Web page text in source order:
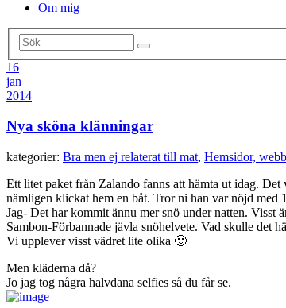
Om mig
16
jan
2014
Nya sköna klänningar
kategorier: Bra men ej relaterat till mat, Hemsidor,
Ett litet paket från Zalando fanns att hämta ut idag.
nämligen klickat hem en båt. Tror ni han var nöjd med
Jag- Det har kommit ännu mer snö under natten. Visst
Sambon-Förbannade jävla snöhelvete. Vad skulle det
Vi upplever visst vädret lite olika 🙂
Men kläderna då?
Jo jag tog några halvdana selfies så du får se.